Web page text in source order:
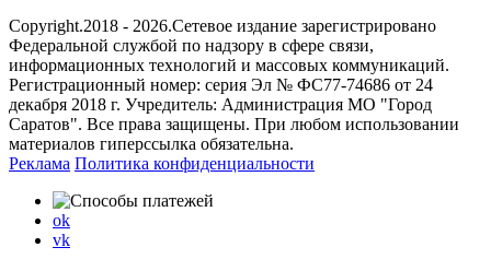
Copyright.2018 - 2026.Сетевое издание зарегистрировано
Федеральной службой по надзору в сфере связи,
информационных технологий и массовых коммуникаций.
Регистрационный номер: серия Эл № ФС77-74686 от 24
декабря 2018 г. Учредитель: Администрация МО "Город
Саратов". Все права защищены. При любом использовании
материалов гиперссылка обязательна.
Реклама Политика конфиденциальности
ok
vk